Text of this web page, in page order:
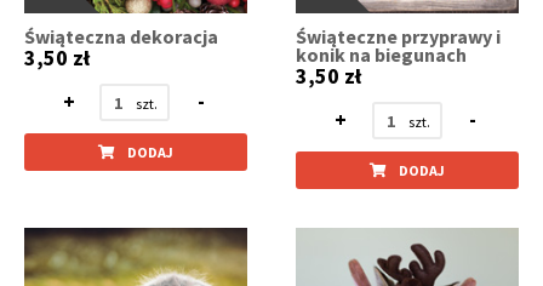
Świąteczna dekoracja
3,50 zł
+
-
DODAJ
Świąteczne przyprawy i
konik na biegunach
3,50 zł
+
-
DODAJ